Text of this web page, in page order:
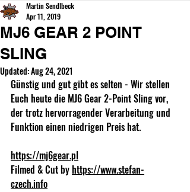
MJ6 GEAR 2 POINT
SLING
Martin Sendlbeck
Apr 11, 2019
Updated:Aug 24, 2021
Günstig und gut gibt es selten - Wir stellen
Euch heute die MJ6 Gear 2-Point Sling vor,
der trotz hervorragender Verarbeitung und
Funktion einen niedrigen Preis hat.
https://mj6gear.pl
Filmed & Cut by https://www.stefan-
czech.info